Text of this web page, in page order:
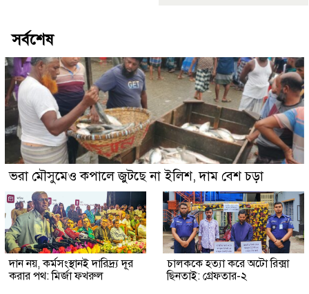
সর্বশেষ
ভরা মৌসুমেও কপালে জুটছে না ইলিশ, দাম বেশ চড়া
দান নয়, কর্মসংস্থানই দারিদ্র্য দূর
করার পথ: মির্জা ফখরুল
চালককে হত্যা করে অটো রিক্সা
ছিনতাই: গ্রেফতার-২